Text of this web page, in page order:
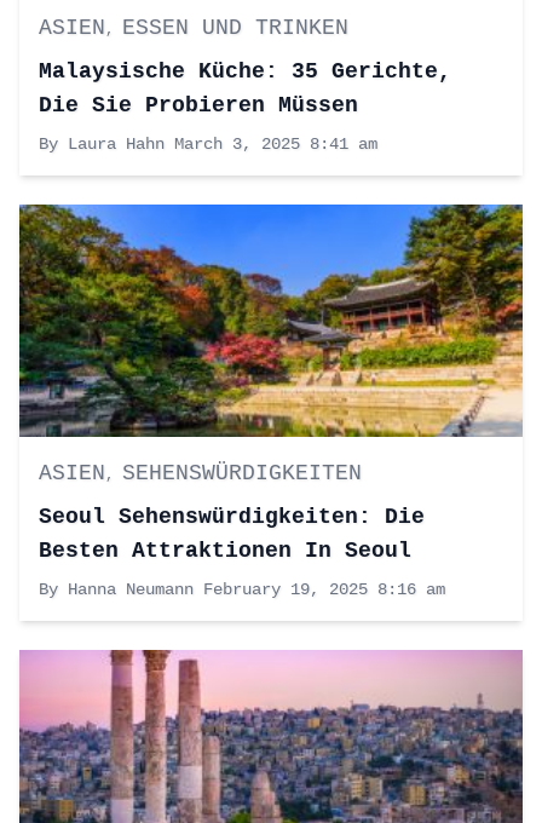
ASIEN , ESSEN UND TRINKEN
Malaysische Küche: 35 Gerichte,
Die Sie Probieren Müssen
By Laura Hahn March 3, 2025 8:41 am
ASIEN , SEHENSWÜRDIGKEITEN
Seoul Sehenswürdigkeiten: Die
Besten Attraktionen In Seoul
By Hanna Neumann February 19, 2025 8:16 am